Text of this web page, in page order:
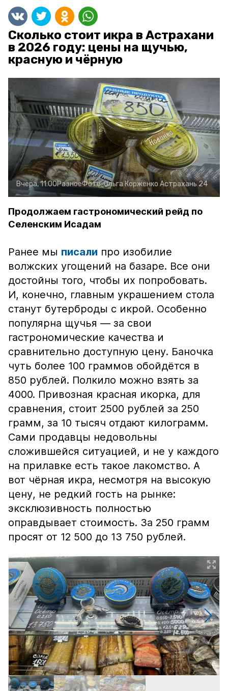
Сколько стоит икра в Астрахани
в 2026 году: цены на щучью,
красную и чёрную
Вчера, 11:00РазноеФото:Ольга Корженко Астрахань 24
Продолжаем гастрономический рейд по
Селенским Исадам
Ранее мы писали про изобилие
волжских угощений на базаре. Все они
достойны того, чтобы их попробовать.
И, конечно, главным украшением стола
станут бутерброды с икрой. Особенно
популярна щучья — за свои
гастрономические качества и
сравнительно доступную цену. Баночка
чуть более 100 граммов обойдётся в
850 рублей. Полкило можно взять за
4000. Привозная красная икорка, для
сравнения, стоит 2500 рублей за 250
грамм, за 10 тысяч отдают килограмм.
Сами продавцы недовольны
сложившейся ситуацией, и не у каждого
на прилавке есть такое лакомство. А
вот чёрная икра, несмотря на высокую
цену, не редкий гость на рынке:
эксклюзивность полностью
оправдывает стоимость. За 250 грамм
просят от 12 500 до 13 750 рублей.